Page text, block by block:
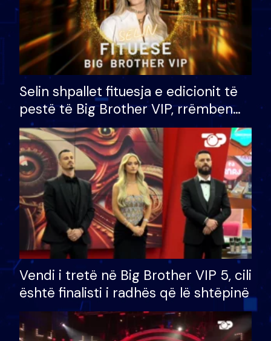
Selin shpallet fituesja e edicionit të
pestë të Big Brother VIP, rrëmben
çmimin e madh prej 100 mijë eurosh
Vendi i tretë në Big Brother VIP 5, cili
është finalisti i radhës që lë shtëpinë